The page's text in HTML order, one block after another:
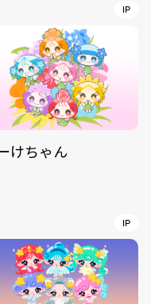
IP
けちゃん
IP